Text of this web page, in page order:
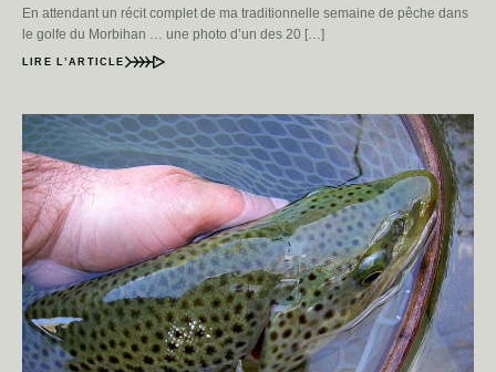
En attendant un récit complet de ma traditionnelle semaine de pêche dans
le golfe du Morbihan … une photo d’un des 20 […]
LIRE L’ARTICLE